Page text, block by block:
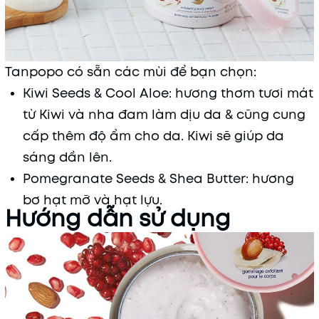
Tanpopo có sẵn các mùi để bạn chọn:
Kiwi Seeds & Cool Aloe: hương thơm tươi mát
từ Kiwi và nha đam làm dịu da & cũng cung
cấp thêm độ ẩm cho da. Kiwi sẽ giúp da
sáng dần lên.
Pomegranate Seeds & Shea Butter: hương
bơ hạt mỡ và hạt lựu.
Hướng dẫn sử dụng